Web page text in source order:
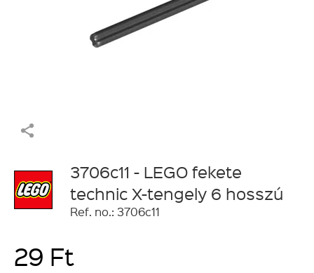
3706c11 - LEGO fekete
technic X-tengely 6 hosszú
Ref. no.: 3706c11
29 Ft